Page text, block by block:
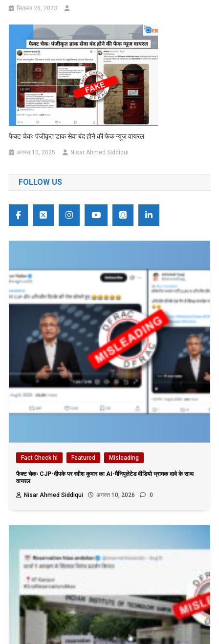
सितम्बर 26, 2023
फैक्ट चेकः पंजीकृत डाक सेवा बंद होने की फेक न्यूज वायरल
अगस्त 10, 2025 Nisar Ahmed Siddiqui
FOLLOW US
Fact Check hi Featured Misleading
फैक्ट चेकः CJP-दीपके पर रवीश कुमार का AI-मैनिपुलेटेड वीडियो भ्रामक दावे के साथ
वायरल
Nisar Ahmed Siddiqui
अगस्त 10, 2026 0